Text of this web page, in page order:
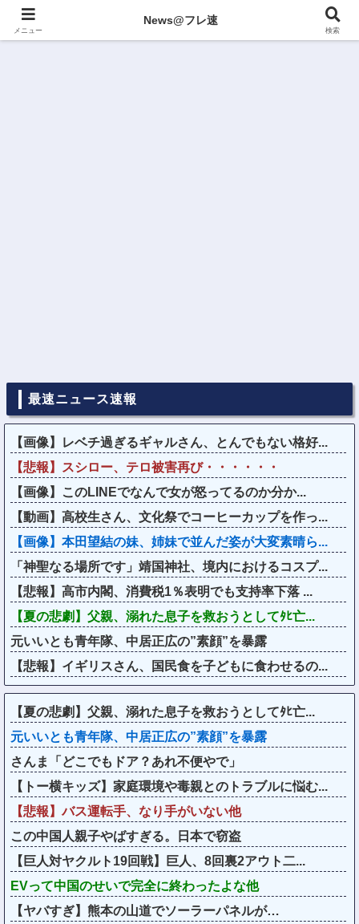
最速ニュース速報
【画像】レベチ過ぎるギャルさん、とんでもない格好...
【悲報】スシロー、テロ被害再び・・・・・・
【画像】このLINEでなんで女が怒ってるのか分か...
【動画】高校生さん、文化祭でコーヒーカップを作っ...
【画像】本田望結の妹、姉妹で並んだ姿が大変素晴ら...
「神聖なる場所です」靖国神社、境内におけるコスプ...
【悲報】高市内閣、消費税1％表明でも支持率下落 ...
【夏の悲劇】父親、溺れた息子を救おうとしてﾀﾋ亡...
元いいとも青年隊、中居正広の”素顔”を暴露
【悲報】イギリスさん、国民食を子どもに食わせるの...
【夏の悲劇】父親、溺れた息子を救おうとしてﾀﾋ亡...
元いいとも青年隊、中居正広の”素顔”を暴露
さんま「どこでもドア？あれ不便やで」
【トー横キッズ】家庭環境や毒親とのトラブルに悩む...
【悲報】バス運転手、なり手がいない他
この中国人親子やばすぎる。日本で窃盗
【巨人対ヤクルト19回戦】巨人、8回裏2アウト二...
EVって中国のせいで完全に終わったよな他
【ヤバすぎ】熊本の山道でソーラーパネルが…
メニュー
News@フレ速
検索